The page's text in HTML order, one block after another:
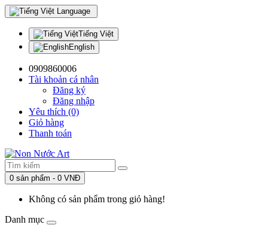
Language
Tiếng Việt
English
0909860006
Tài khoản cá nhân
Đăng ký
Đăng nhập
Yêu thích (0)
Giỏ hàng
Thanh toán
0 sản phẩm - 0 VNĐ
Không có sản phẩm trong giỏ hàng!
Danh mục